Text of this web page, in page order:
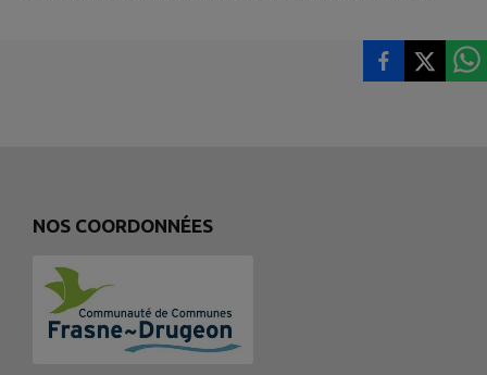
NOS COORDONNÉES